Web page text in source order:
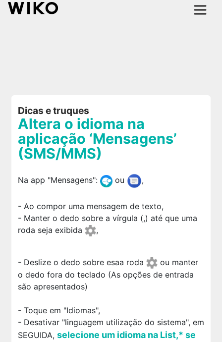
Dicas e truques
Altera o idioma na
aplicação ‘Mensagens’
(SMS/MMS)
Na app "Mensagens": ou ,
- Ao compor uma mensagem de texto,
- Manter o dedo sobre a vírgula (,) até que uma
roda seja exibida
,
- Deslize o dedo sobre esaa roda
ou manter
o dedo fora do teclado (As opções de entrada
são apresentados)
- Toque em "Idiomas",
- Desativar "linguagem utilização do sistema", em
SEGUIDA, selecione um idioma na List,* se